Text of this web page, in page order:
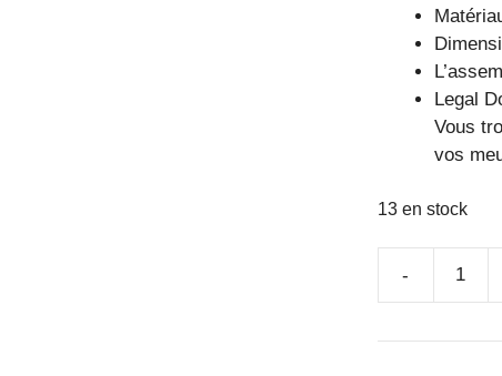
Legal
Vous
vos
13 en stock
Bureau